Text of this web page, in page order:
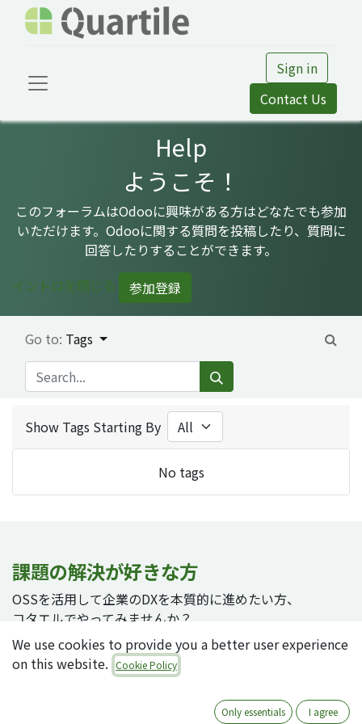
Sign in
Contact Us
Help
ようこそ！
このフォーラムはOdooに興味がある方はどなたでも参加
いただけます。Odooに関する質問を投稿したり、質問に
回答したりすることができます。
イントロを閉じる
参加登録
Go to: Tags
Show Tags Starting By
No tags
課題の解決が好きな方
OSSを活用して企業のDXを本質的に進めたい方、
コタエルでやってみませんか？
We use cookies to provide you a better user experience
on this website. Cookie Policy
Only essentials I agree